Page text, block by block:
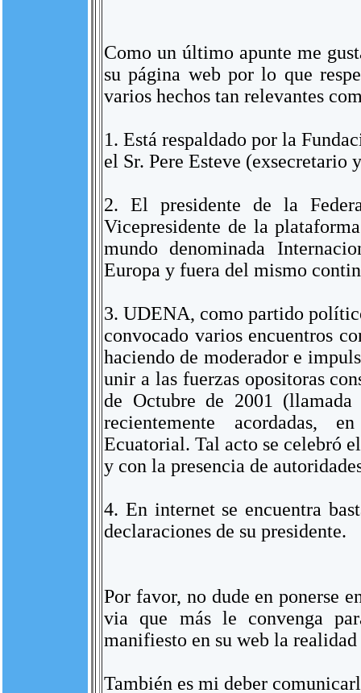
Como un último apunte me
su página web por lo que
varios hechos tan relevantes
1. Está respaldado por la
el Sr. Pere Esteve
2. El presidente de la
Vicepresidente de la
mundo denominada
Europa y fuera del mismo
3. UDENA, como partido
convocado varios encuentros
haciendo de moderador e
unir a las fuerzas opositoras
de Octubre de 2001
recientemente acordadas,
Ecuatorial. Tal acto se celebró
y con la presencia de
4. En internet se encuentra
declaraciones de su presidente.
Por favor, no dude en ponerse
via que más le convenga
manifiesto en su web la
También es mi deber